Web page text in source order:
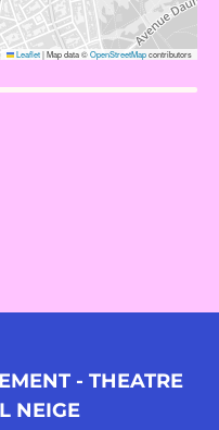
Leaflet|Map data ©OpenStreetMapcontributors
- THEATRE
NEIGE